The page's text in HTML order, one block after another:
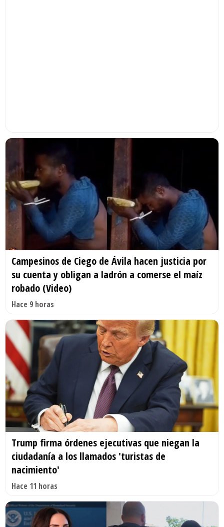
Campesinos de Ciego de Ávila hacen justicia por
su cuenta y obligan a ladrón a comerse el maíz
robado (Video)
Hace 9 horas
Trump firma órdenes ejecutivas que niegan la
ciudadanía a los llamados 'turistas de
nacimiento'
Hace 11 horas